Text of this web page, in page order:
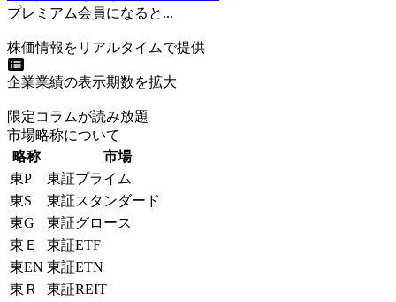
プレミアム会員になると...
株価情報をリアルタイムで提供
企業業績の表示期数を拡大
限定コラムが読み放題
市場略称について
略称
市場
東P
東証プライム
東S
東証スタンダード
東G
東証グロース
東Ｅ
東証ETF
東EN 東証ETN
東Ｒ
東証REIT